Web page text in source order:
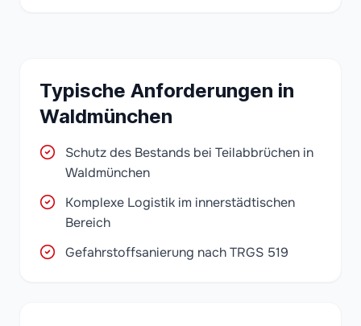
Typische Anforderungen in
Waldmünchen
Schutz des Bestands bei Teilabbrüchen in
Waldmünchen
Komplexe Logistik im innerstädtischen
Bereich
Gefahrstoffsanierung nach TRGS 519